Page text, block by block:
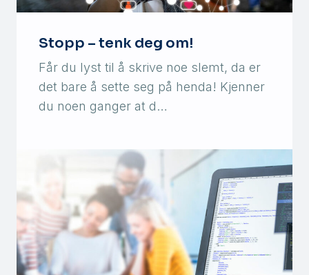
Stopp – tenk deg om!
Får du lyst til å skrive noe slemt, da er
det bare å sette seg på henda! Kjenner
du noen ganger at d…